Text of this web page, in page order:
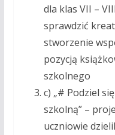
dla klas VII –
sprawdzić
stworzenie
pozycją
szkolnego
c) „# Podziel
szkolną” –
uczniowie